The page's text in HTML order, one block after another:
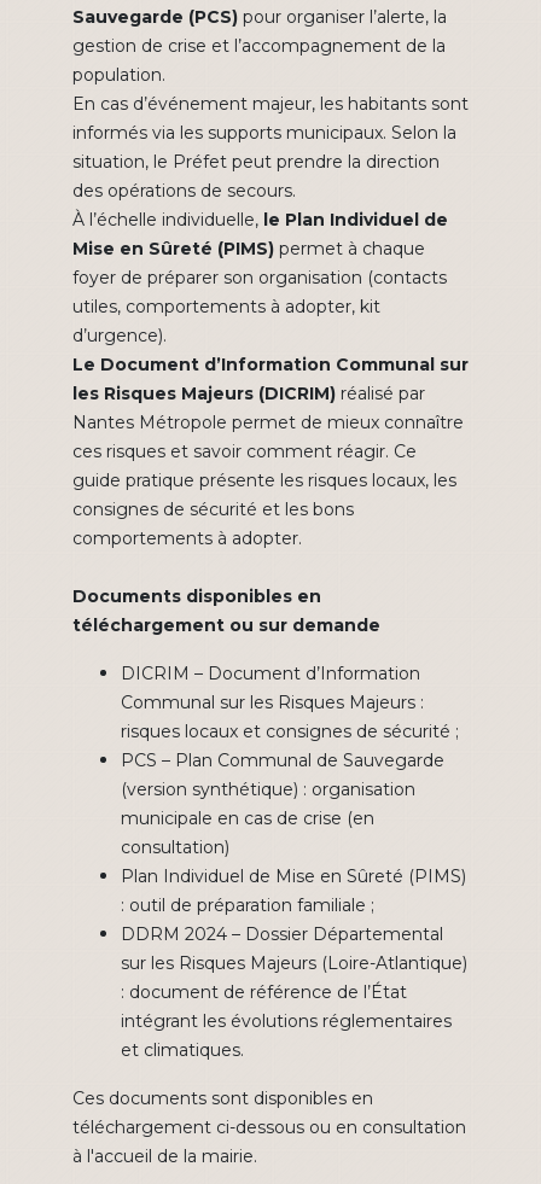
Sauvegarde (PCS) pour organiser l’alerte, la
gestion de crise et l’accompagnement de la
population.
En cas d’événement majeur, les habitants sont
informés via les supports municipaux. Selon la
situation, le Préfet peut prendre la direction
des opérations de secours.
À l’échelle individuelle, le Plan Individuel de
Mise en Sûreté (PIMS) permet à chaque
foyer de préparer son organisation (contacts
utiles, comportements à adopter, kit
d’urgence).
Le Document d’Information Communal sur
les Risques Majeurs (DICRIM) réalisé par
Nantes Métropole permet de mieux connaître
ces risques et savoir comment réagir. Ce
guide pratique présente les risques locaux, les
consignes de sécurité et les bons
comportements à adopter.
Documents disponibles en
téléchargement ou sur demande
DICRIM – Document d’Information
Communal sur les Risques Majeurs :
risques locaux et consignes de sécurité ;
PCS – Plan Communal de Sauvegarde
(version synthétique) : organisation
municipale en cas de crise (en
consultation)
Plan Individuel de Mise en Sûreté (PIMS)
: outil de préparation familiale ;
DDRM 2024 – Dossier Départemental
sur les Risques Majeurs (Loire-Atlantique)
: document de référence de l’État
intégrant les évolutions réglementaires
et climatiques.
Ces documents sont disponibles en
téléchargement ci-dessous ou en consultation
à l'accueil de la mairie.